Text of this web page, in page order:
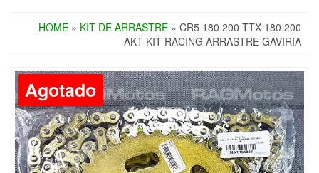
HOME » KIT DE ARRASTRE » CR5 180 200 TTX 180 200
AKT KIT RACING ARRASTRE GAVIRIA
Agotado